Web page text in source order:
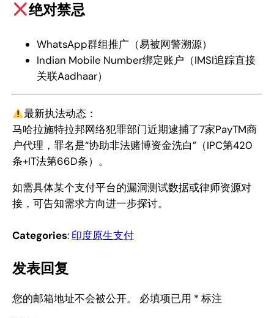
绝对禁忌
WhatsApp群组推广（易被网警溯源）
Indian Mobile Number绑定账户（IMSI追踪直接
关联Aadhaar）
最新执法动态：
马哈拉施特拉邦网络犯罪部门近期逮捕了7家PayTM商
户代理，罪名是“协助非法赌博资金洗白”（IPC第420
条+IT法第66D条）。
如需具体某个支付平台的漏洞测试数据或律师资源对
接，可告知需求方向进一步探讨。
Categories: 印度原生支付
发表回复
您的邮箱地址不会被公开。 必填项已用 * 标注